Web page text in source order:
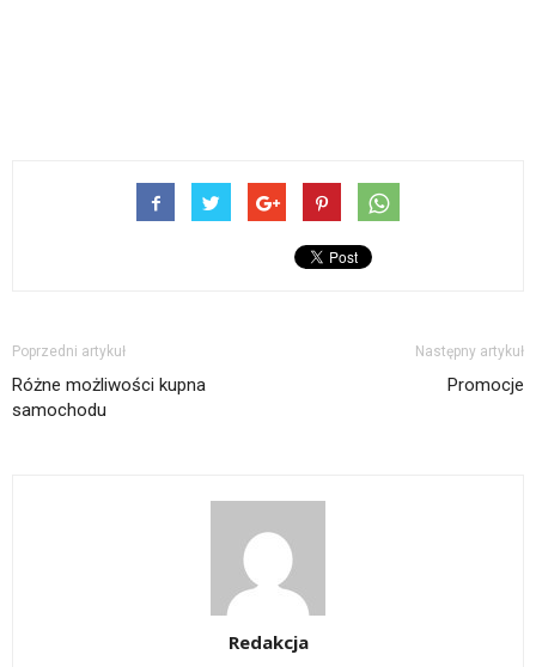
Poprzedni artykuł
Różne możliwości kupna
samochodu
Następny artykuł
Promocje
Redakcja